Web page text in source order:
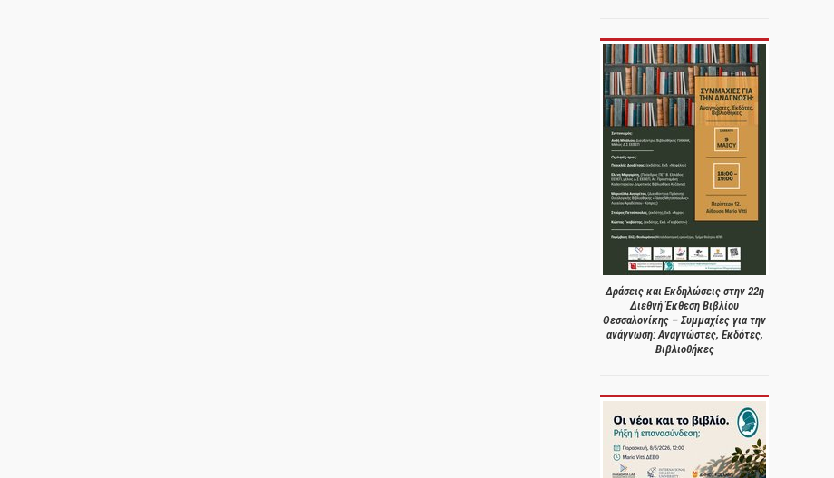
Δράσεις και Εκδηλώσεις στην 22η
Διεθνή Έκθεση Βιβλίου
Θεσσαλονίκης – Συμμαχίες για την
ανάγνωση: Αναγνώστες, Εκδότες,
Βιβλιοθήκες